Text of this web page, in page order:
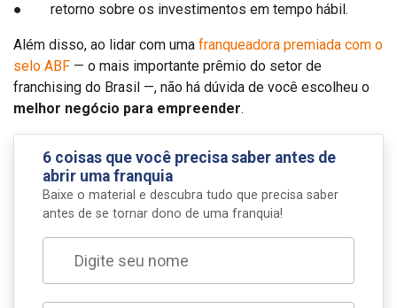
● retorno sobre os investimentos em tempo hábil.
Além disso, ao lidar com uma franqueadora premiada com o
selo ABF — o mais importante prêmio do setor de
franchising do Brasil —, não há dúvida de você escolheu o
melhor negócio para empreender.
6 coisas que você precisa saber antes de
abrir uma franquia
Baixe o material e descubra tudo que precisa saber
antes de se tornar dono de uma franquia!